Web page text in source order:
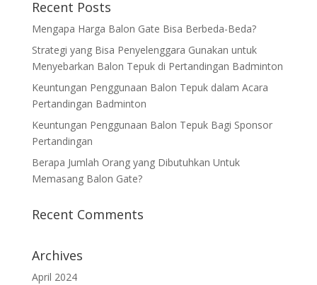
Recent Posts
Mengapa Harga Balon Gate Bisa Berbeda-Beda?
Strategi yang Bisa Penyelenggara Gunakan untuk
Menyebarkan Balon Tepuk di Pertandingan Badminton
Keuntungan Penggunaan Balon Tepuk dalam Acara
Pertandingan Badminton
Keuntungan Penggunaan Balon Tepuk Bagi Sponsor
Pertandingan
Berapa Jumlah Orang yang Dibutuhkan Untuk
Memasang Balon Gate?
Recent Comments
Archives
April 2024